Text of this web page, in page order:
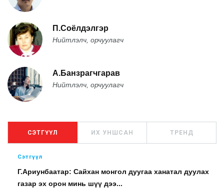
П.Соёлдэлгэр
Нийтлэлч, орчуулагч
А.Банзрагчгарав
Нийтлэлч, орчуулагч
СЭТГҮҮЛ ИХ УНШСАН ТРЕНД
Сэтгүүл
Г.Ариунбаатар: Сайхан монгол дуугаа ханатал дуулах
газар эх орон минь шүү дээ...